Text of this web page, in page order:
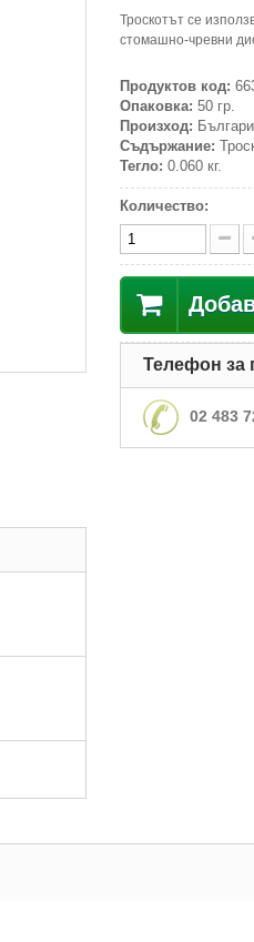
Троскотът се
стомашно-чревни
Продуктов код:
Опаковка: 50 гр.
Произход:
Съдържание:
Тегло: 0.060 кг.
Количество:
Телефон за
02 483